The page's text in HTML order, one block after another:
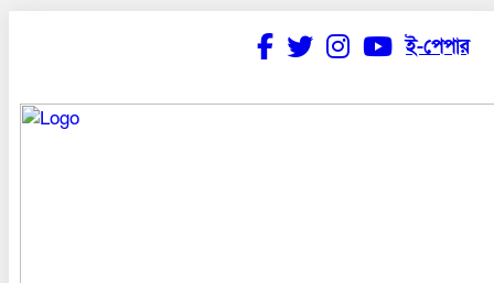
ই-পেপার